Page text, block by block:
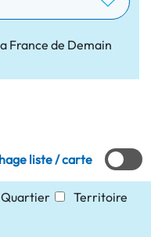
France de Demain
liste / carte
Quartier
Territoire